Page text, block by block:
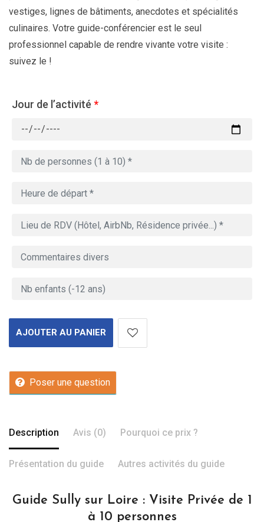
vestiges, lignes de bâtiments, anecdotes et spécialités
culinaires. Votre guide-conférencier est le seul
professionnel capable de rendre vivante votre visite :
suivez le !
Jour de l’activité *
AJOUTER AU PANIER
Poser une question
Description Avis (0) Pourquoi ce prix ?
Présentation du guide Autres activités du guide
Guide Sully sur Loire : Visite Privée de 1
à 10 personnes